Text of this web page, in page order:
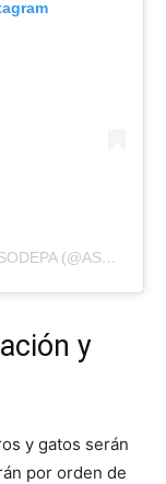
UNA PUBLICACIÓN COMPARTIDA DE ASODEPA (@ASODEPA)
y
y gatos serán
por orden de